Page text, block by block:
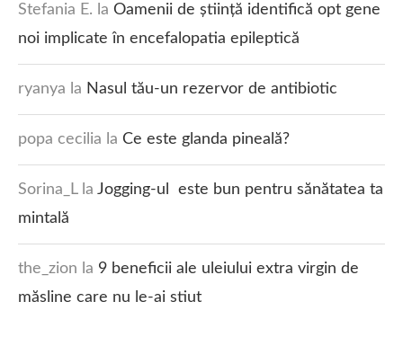
Stefania E. la Oamenii de știință identifică opt gene
noi implicate în encefalopatia epileptică
ryanya la Nasul tău-un rezervor de antibiotic
popa cecilia la Ce este glanda pineală?
Sorina_Lla Jogging-ul este bun pentru sănătatea ta
mintală
the_zion la 9 beneficii ale uleiului extra virgin de
măsline care nu le-ai stiut